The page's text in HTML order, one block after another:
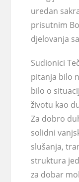
uredan
prisutnim
djelovanja
Sudionici
pitanja bilo
bilo o
životu kao
Za dobro
solidni
slušanja,
struktura
za dobar